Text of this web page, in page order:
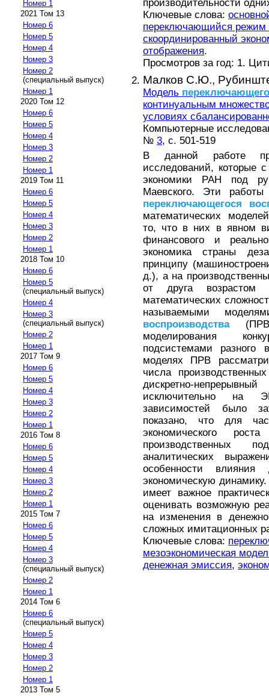
Номер 1
2021 Том 13
Номер 6
Номер 5
Номер 4
Номер 3
Номер 2
(специальный выпуск)
Номер 1
2020 Том 12
Номер 6
Номер 5
Номер 4
Номер 3
Номер 2
Номер 1
2019 Том 11
Номер 6
Номер 5
Номер 4
Номер 3
Номер 2
Номер 1
2018 Том 10
Номер 6
Номер 5
(специальный выпуск)
Номер 4
Номер 3
(специальный выпуск)
Номер 2
Номер 1
2017 Том 9
Номер 6
Номер 5
Номер 4
Номер 3
Номер 2
Номер 1
2016 Том 8
Номер 6
Номер 5
Номер 4
Номер 3
Номер 2
Номер 1
2015 Том 7
Номер 6
Номер 5
Номер 4
Номер 3
(специальный выпуск)
Номер 2
Номер 1
2014 Том 6
Номер 6
(специальный выпуск)
Номер 5
Номер 4
Номер 3
Номер 2
Номер 1
2013 Том 5
производительности
Ключевые слова:
переключающийся режим
скоординированный
отображения.
Просмотров за год: 1.
Малков С.Ю.,
Модель
континуальным
условиях
Компьютерные
№ 3, с. 501-519
В данной работе
исследований, которые
экономики РАН под
Маевского. Эти
переключающегося
математических
то, что в них в явном
финансового и
экономика страны
принципу
д.), а на
от друга возрастом
математических
называемыми
воспроизводства(ПРВ),
моделирования
подсистемами
моделях ПРВ
числа
дискретно-
исключительно на
зависимостей было
показано, что для
экономического
производственных
аналитических
особенности влияния
экономическую
имеет важное
оценивать возможную
на изменения в
сложных имитационных
Ключевые слова:
мезоэкономическая
денежная эмиссия,